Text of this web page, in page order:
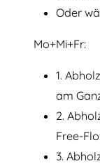
Oder
Mo+Mi+Fr:
1.
am
2.
Free-
3.